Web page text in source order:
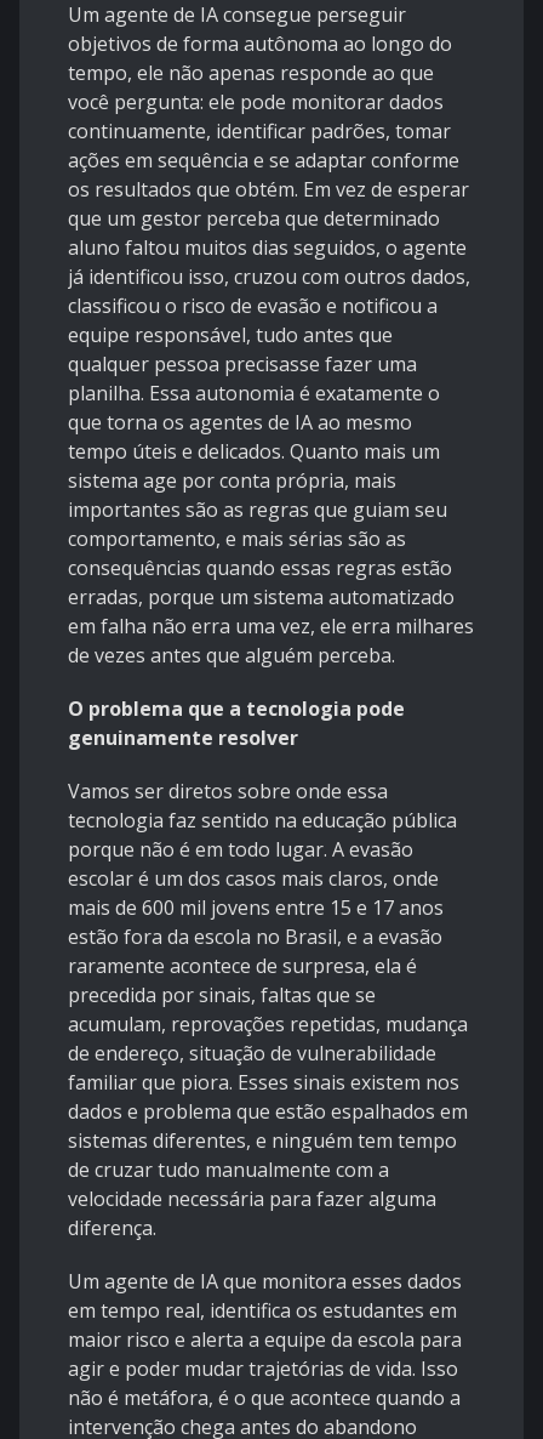
Um agente de IA consegue perseguir
objetivos de forma autônoma ao longo do
tempo, ele não apenas responde ao que
você pergunta: ele pode monitorar dados
continuamente, identificar padrões, tomar
ações em sequência e se adaptar conforme
os resultados que obtém. Em vez de esperar
que um gestor perceba que determinado
aluno faltou muitos dias seguidos, o agente
já identificou isso, cruzou com outros dados,
classificou o risco de evasão e notificou a
equipe responsável, tudo antes que
qualquer pessoa precisasse fazer uma
planilha. Essa autonomia é exatamente o
que torna os agentes de IA ao mesmo
tempo úteis e delicados. Quanto mais um
sistema age por conta própria, mais
importantes são as regras que guiam seu
comportamento, e mais sérias são as
consequências quando essas regras estão
erradas, porque um sistema automatizado
em falha não erra uma vez, ele erra milhares
de vezes antes que alguém perceba.
O problema que a tecnologia pode
genuinamente resolver
Vamos ser diretos sobre onde essa
tecnologia faz sentido na educação pública
porque não é em todo lugar. A evasão
escolar é um dos casos mais claros, onde
mais de 600 mil jovens entre 15 e 17 anos
estão fora da escola no Brasil, e a evasão
raramente acontece de surpresa, ela é
precedida por sinais, faltas que se
acumulam, reprovações repetidas, mudança
de endereço, situação de vulnerabilidade
familiar que piora. Esses sinais existem nos
dados e problema que estão espalhados em
sistemas diferentes, e ninguém tem tempo
de cruzar tudo manualmente com a
velocidade necessária para fazer alguma
diferença.
Um agente de IA que monitora esses dados
em tempo real, identifica os estudantes em
maior risco e alerta a equipe da escola para
agir e poder mudar trajetórias de vida. Isso
não é metáfora, é o que acontece quando a
intervenção chega antes do abandono